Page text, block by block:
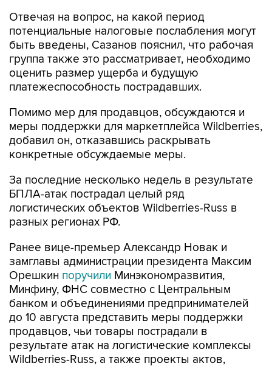
Отвечая на вопрос, на какой период
потенциальные налоговые послабления могут
быть введены, Сазанов пояснил, что рабочая
группа также это рассматривает, необходимо
оценить размер ущерба и будущую
платежеспособность пострадавших.
Помимо мер для продавцов, обсуждаются и
меры поддержки для маркетплейса Wildberries,
добавил он, отказавшись раскрывать
конкретные обсуждаемые меры.
За последние несколько недель в результате
БПЛА-атак пострадал целый ряд
логистических объектов Wildberries-Russ в
разных регионах РФ.
Ранее вице-премьер Александр Новак и
замглавы администрации президента Максим
Орешкин поручили Минэкономразвития,
Минфину, ФНС совместно с Центральным
банком и объединениями предпринимателей
до 10 августа представить меры поддержки
продавцов, чьи товары пострадали в
результате атак на логистические комплексы
Wildberries-Russ, а также проекты актов,